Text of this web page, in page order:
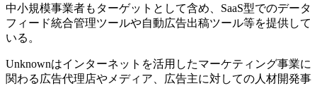
中小規模事業者もターゲットとして含め、SaaS型でのデータ
フィード統合管理ツールや自動広告出稿ツール等を提供して
いる。
Unknownはインターネットを活用したマーケティング事業に
関わる広告代理店やメディア、広告主に対しての人材開発事